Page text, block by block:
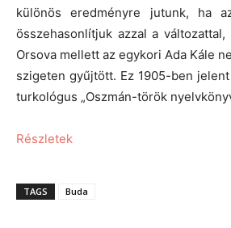
különös eredményre jutunk, ha
összehasonlítjuk azzal a
Orsova mellett az egykori Ada Kále
szigeten gyűjtött. Ez 1905-ben
turkológus „Oszmán-török
Részletek
TAGS Buda